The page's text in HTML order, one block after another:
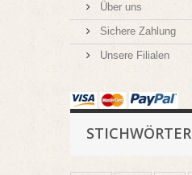
Über uns
Sichere Zahlung
Unsere Filialen
STICHWÖRTER